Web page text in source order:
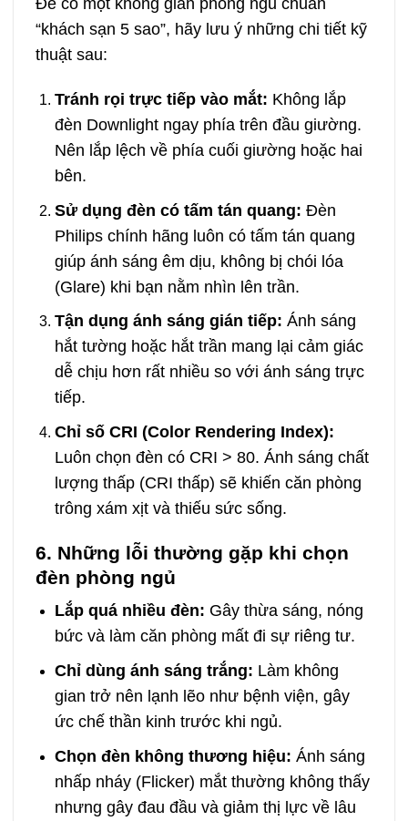
Để có một không gian phòng ngủ chuẩn
“khách sạn 5 sao”, hãy lưu ý những chi tiết kỹ
thuật sau:
Tránh rọi trực tiếp vào mắt: Không lắp
đèn Downlight ngay phía trên đầu giường.
Nên lắp lệch về phía cuối giường hoặc hai
bên.
Sử dụng đèn có tấm tán quang: Đèn
Philips chính hãng luôn có tấm tán quang
giúp ánh sáng êm dịu, không bị chói lóa
(Glare) khi bạn nằm nhìn lên trần.
Tận dụng ánh sáng gián tiếp: Ánh sáng
hắt tường hoặc hắt trần mang lại cảm giác
dễ chịu hơn rất nhiều so với ánh sáng trực
tiếp.
Chỉ số CRI (Color Rendering Index):
Luôn chọn đèn có CRI > 80. Ánh sáng chất
lượng thấp (CRI thấp) sẽ khiến căn phòng
trông xám xịt và thiếu sức sống.
6. Những lỗi thường gặp khi chọn
đèn phòng ngủ
Lắp quá nhiều đèn: Gây thừa sáng, nóng
bức và làm căn phòng mất đi sự riêng tư.
Chỉ dùng ánh sáng trắng: Làm không
gian trở nên lạnh lẽo như bệnh viện, gây
ức chế thần kinh trước khi ngủ.
Chọn đèn không thương hiệu: Ánh sáng
nhấp nháy (Flicker) mắt thường không thấy
nhưng gây đau đầu và giảm thị lực về lâu